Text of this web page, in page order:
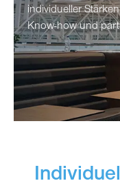
individueller
Know-how und